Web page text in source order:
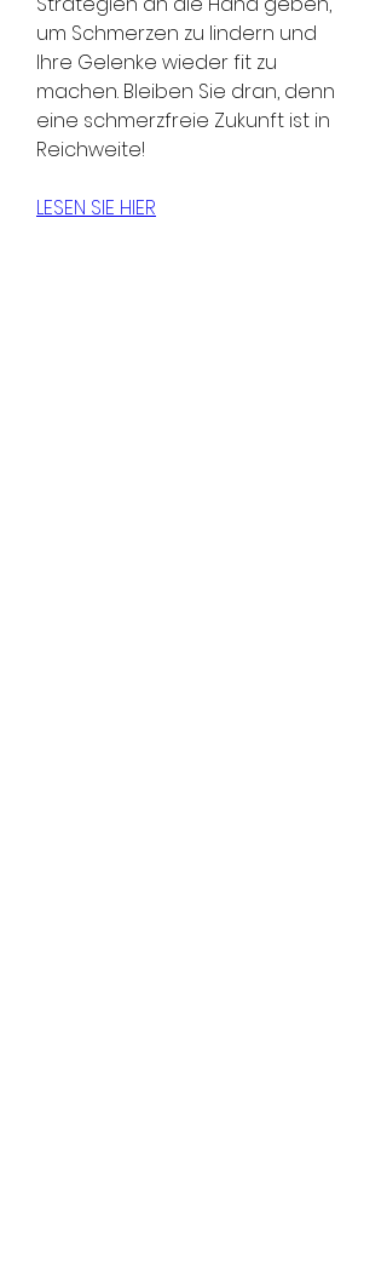
um Schmerzen zu lindern und
Ihre Gelenke wieder fit zu
machen. Bleiben Sie dran, denn
eine schmerzfreie Zukunft ist in
Reichweite!
LESEN SIE HIER